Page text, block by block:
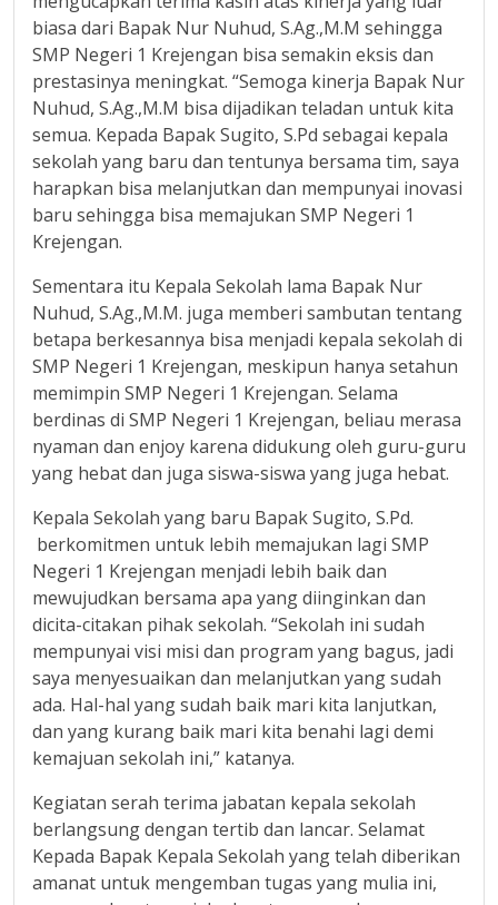
biasa dari Bapak Nur Nuhud, S.Ag.,M.M sehingga
SMP Negeri 1 Krejengan bisa semakin eksis dan
prestasinya meningkat. “Semoga kinerja Bapak Nur
Nuhud, S.Ag.,M.M bisa dijadikan teladan untuk kita
semua. Kepada Bapak Sugito, S.Pd sebagai kepala
sekolah yang baru dan tentunya bersama tim, saya
harapkan bisa melanjutkan dan mempunyai inovasi
baru sehingga bisa memajukan SMP Negeri 1
Krejengan.
Sementara itu Kepala Sekolah lama Bapak Nur
Nuhud, S.Ag.,M.M. juga memberi sambutan tentang
betapa berkesannya bisa menjadi kepala sekolah di
SMP Negeri 1 Krejengan, meskipun hanya setahun
memimpin SMP Negeri 1 Krejengan. Selama
berdinas di SMP Negeri 1 Krejengan, beliau merasa
nyaman dan enjoy karena didukung oleh guru-guru
yang hebat dan juga siswa-siswa yang juga hebat.
Kepala Sekolah yang baru Bapak Sugito, S.Pd.
berkomitmen untuk lebih memajukan lagi SMP
Negeri 1 Krejengan menjadi lebih baik dan
mewujudkan bersama apa yang diinginkan dan
dicita-citakan pihak sekolah. “Sekolah ini sudah
mempunyai visi misi dan program yang bagus, jadi
saya menyesuaikan dan melanjutkan yang sudah
ada. Hal-hal yang sudah baik mari kita lanjutkan,
dan yang kurang baik mari kita benahi lagi demi
kemajuan sekolah ini,” katanya.
Kegiatan serah terima jabatan kepala sekolah
berlangsung dengan tertib dan lancar. Selamat
Kepada Bapak Kepala Sekolah yang telah diberikan
amanat untuk mengemban tugas yang mulia ini,